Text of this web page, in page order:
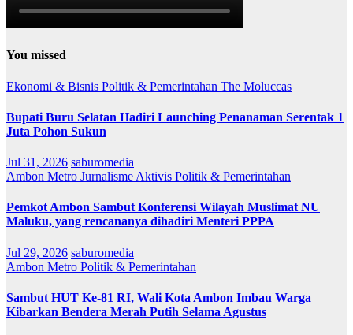
You missed
Ekonomi & Bisnis Politik & Pemerintahan The Moluccas
Bupati Buru Selatan Hadiri Launching Penanaman Serentak 1
Juta Pohon Sukun
Jul 31, 2026 saburomedia
Ambon Metro Jurnalisme Aktivis Politik & Pemerintahan
Pemkot Ambon Sambut Konferensi Wilayah Muslimat NU
Maluku, yang rencananya dihadiri Menteri PPPA
Jul 29, 2026 saburomedia
Ambon Metro Politik & Pemerintahan
Sambut HUT Ke-81 RI, Wali Kota Ambon Imbau Warga
Kibarkan Bendera Merah Putih Selama Agustus